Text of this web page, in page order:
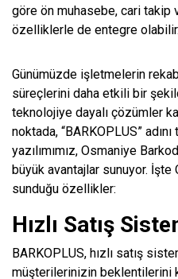
göre ön muhasebe, cari takip
özelliklerle de entegre olabilir.
Günümüzde işletmelerin
süreçlerini daha etkili bir
teknolojiye dayalı çözümler
noktada, “BARKOPLUS”
yazılımımız, Osmaniye
büyük avantajlar sunuyor.
sunduğu özellikler:
Hızlı Satış
BARKOPLUS, hızlı satış
müşterilerinizin beklentilerini